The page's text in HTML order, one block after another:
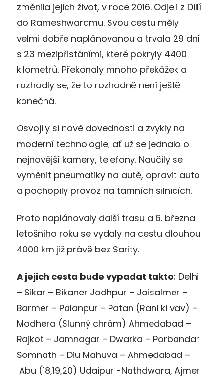
změnila jejich život, v roce 2016. Odjeli z Dillí
do Rameshwaramu. Svou cestu měly
velmi dobře naplánovanou a trvala 29 dní
s 23 mezipřistáními, které pokryly 4400
kilometrů. Překonaly mnoho překážek a
rozhodly se, že to rozhodně není ještě
konečná.
Osvojily si nové dovednosti a zvykly na
moderní technologie, ať už se jednalo o
nejnovější kamery, telefony. Naučily se
vyměnit pneumatiky na autě, opravit auto
a pochopily provoz na tamních silnicích.
Proto naplánovaly další trasu a 6. března
letošního roku se vydaly na cestu dlouhou
4000 km již právě bez Sarity.
A jejich cesta bude vypadat takto: Delhi
– Sikar – Bikaner Jodhpur – Jaisalmer –
Barmer – Palanpur – Patan (Rani ki vav) –
Modhera (Slunný chrám) Ahmedabad –
Rajkot – Jamnagar – Dwarka – Porbandar
Somnath – Diu Mahuva – Ahmedabad –
Abu (18,19,20) Udaipur -Nathdwara, Ajmer